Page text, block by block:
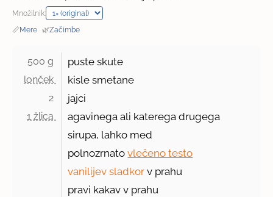
Množilnik:
📏Mere · 🌿Začimbe
500 g puste skute
lonček kisle smetane
2 jajci
1 žlica
agavinega ali katerega drugega
sirupa, lahko med
polnozrnatovlečeno testo
vanilijev sladkor v prahu
pravi kakav v prahu